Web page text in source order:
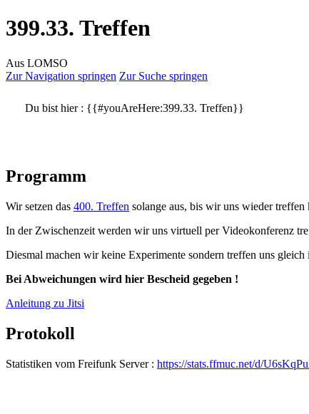
399.33. Treffen
Aus LOMSO
Zur Navigation springen Zur Suche springen
Du bist hier : {{#youAreHere:399.33. Treffen}}
Programm
Wir setzen das 400. Treffen solange aus, bis wir uns wieder treffen
In der Zwischenzeit werden wir uns virtuell per Videokonferenz
Diesmal machen wir keine Experimente sondern treffen uns gleich
Bei Abweichungen wird hier Bescheid gegeben !
Anleitung zu Jitsi
Protokoll
Statistiken vom Freifunk Server : https://stats.ffmuc.net/d/